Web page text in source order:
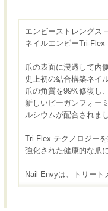
エンビーストレングス
ネイルエンビーTri-
爪の表面に浸透して内
史上初の結合構築ネイ
爪の角質を99%修復し
新しいビーガンフォー
ルシウムが配合されまし
Tri-Flex テクノロジー
強化された健康的な爪
Nail Envyは、トリート